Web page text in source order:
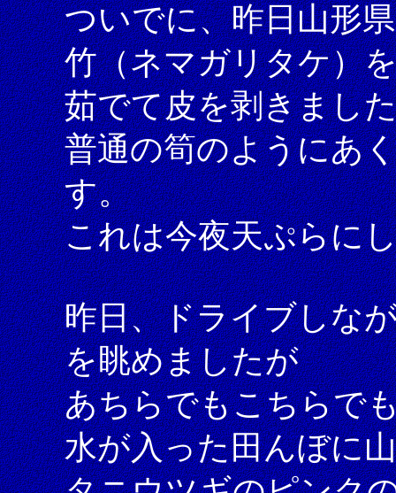
ついでに、昨日山形
竹（ネマガリタケ）
茹でて皮を剥きまし
普通の筍のようにあ
す。
これは今夜天ぷらに
昨日、ドライブしな
を眺めましたが
あちらでもこちらで
水が入った田んぼに